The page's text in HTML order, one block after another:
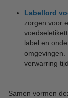
Labellord
zorgen voor
label en
omgevingen.
verwarring
Samen vormen